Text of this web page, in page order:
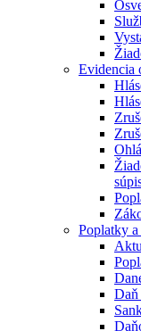
Evidencia
Poplatky a
Daň